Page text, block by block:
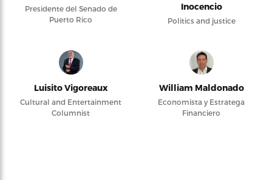
Presidente del Senado de
Puerto Rico
Inocencio
Politics and justice
Luisito Vigoreaux
Cultural and Entertainment
Columnist
William Maldonado
Economista y Estratega
Financiero